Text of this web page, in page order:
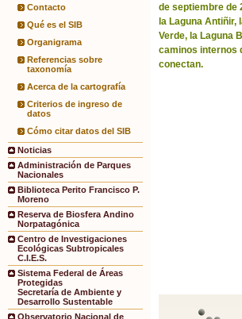
Contacto
Qué es el SIB
Organigrama
Referencias sobre
taxonomía
Acerca de la cartografía
Criterios de ingreso de
datos
Cómo citar datos del SIB
Noticias
Administración de Parques
Nacionales
Biblioteca Perito Francisco P.
Moreno
Reserva de Biosfera Andino
Norpatagónica
Centro de Investigaciones
Ecológicas Subtropicales
C.I.E.S.
Sistema Federal de Áreas
Protegidas
Secretaría de Ambiente y
Desarrollo Sustentable
Observatorio Nacional de
de septiembre de
la Laguna Antiñir,
Verde, la Laguna
caminos internos
conectan.